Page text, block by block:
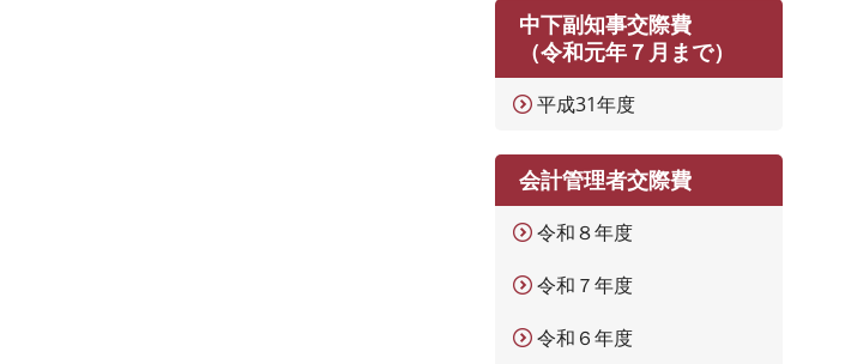
中下副知事交際費
（令和元年７月まで）
平成31年度
会計管理者交際費
令和８年度
令和７年度
令和６年度